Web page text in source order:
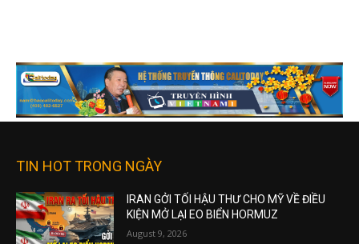
TIN HOT TRONG NGÀY
IRAN GỞI TỐI HẬU THƯ CHO MỸ VỀ ĐIỀU
KIỆN MỞ LẠI EO BIỂN HORMUZ
August 9, 2026